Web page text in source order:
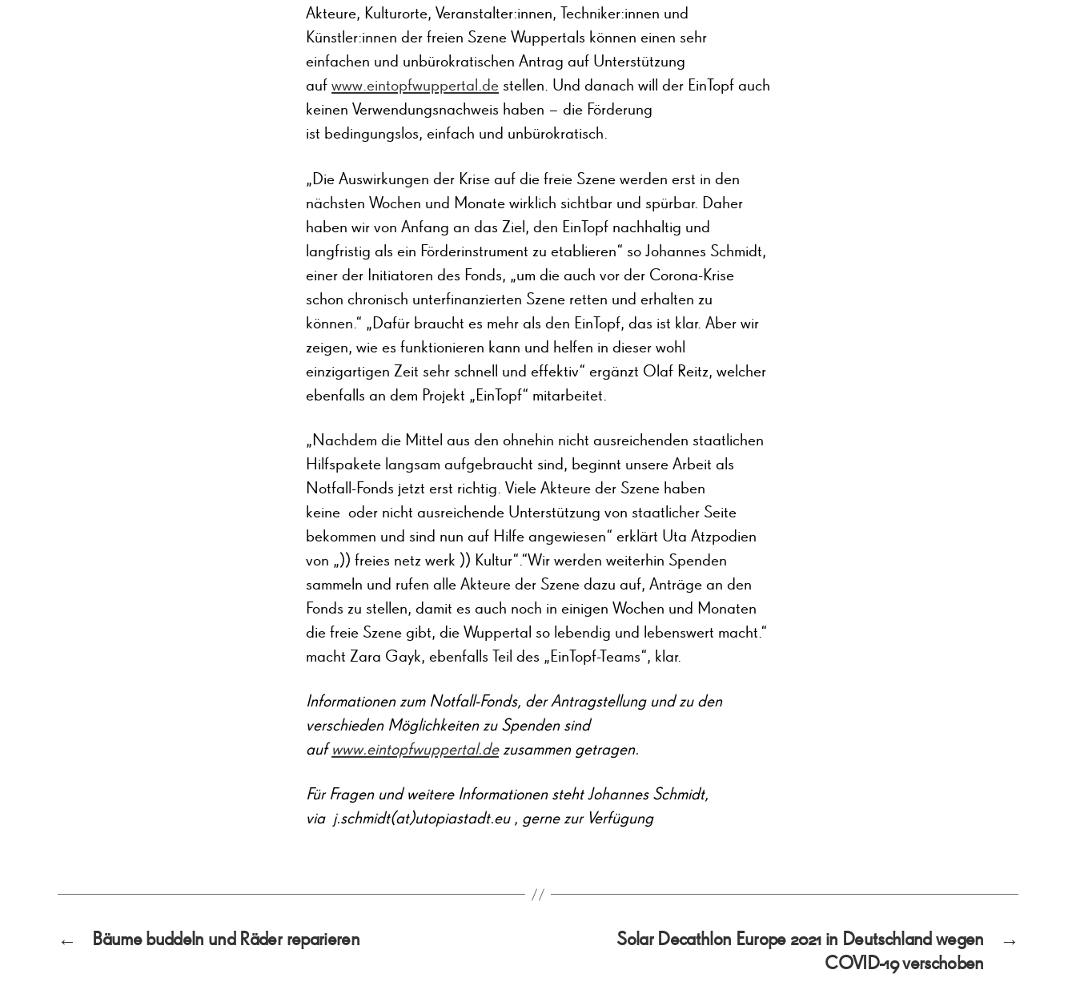
Akteure, Kulturorte, Veranstalter:innen, Techniker:innen und
Künstler:innen der freien Szene Wuppertals können einen sehr
einfachen und unbürokratischen Antrag auf Unterstützung
auf www.eintopfwuppertal.de stellen. Und danach will der EinTopf auch
keinen Verwendungsnachweis haben – die Förderung
ist bedingungslos, einfach und unbürokratisch.
„Die Auswirkungen der Krise auf die freie Szene werden erst in den
nächsten Wochen und Monate wirklich sichtbar und spürbar. Daher
haben wir von Anfang an das Ziel, den EinTopf nachhaltig und
langfristig als ein Förderinstrument zu etablieren“ so Johannes Schmidt,
einer der Initiatoren des Fonds, „um die auch vor der Corona-Krise
schon chronisch unterfinanzierten Szene retten und erhalten zu
können.“ „Dafür braucht es mehr als den EinTopf, das ist klar. Aber wir
zeigen, wie es funktionieren kann und helfen in dieser wohl
einzigartigen Zeit sehr schnell und effektiv“ ergänzt Olaf Reitz, welcher
ebenfalls an dem Projekt „EinTopf“ mitarbeitet.
„Nachdem die Mittel aus den ohnehin nicht ausreichenden staatlichen
Hilfspakete langsam aufgebraucht sind, beginnt unsere Arbeit als
Notfall-Fonds jetzt erst richtig. Viele Akteure der Szene haben
keine oder nicht ausreichende Unterstützung von staatlicher Seite
bekommen und sind nun auf Hilfe angewiesen“ erklärt Uta Atzpodien
von „)) freies netz werk )) Kultur“.“Wir werden weiterhin Spenden
sammeln und rufen alle Akteure der Szene dazu auf, Anträge an den
Fonds zu stellen, damit es auch noch in einigen Wochen und Monaten
die freie Szene gibt, die Wuppertal so lebendig und lebenswert macht.“
macht Zara Gayk, ebenfalls Teil des „EinTopf-Teams“, klar.
Informationen zum Notfall-Fonds, der Antragstellung und zu den
verschieden Möglichkeiten zu Spenden sind
aufwww.eintopfwuppertal.dezusammen getragen.
Für Fragen und weitere Informationen steht Johannes Schmidt,
via j.schmidt(at)utopiastadt.eu , gerne zur Verfügung
← Bäume buddeln und Räder reparieren →
Solar Decathlon Europe 2021 in Deutschland wegen
COVID-19 verschoben